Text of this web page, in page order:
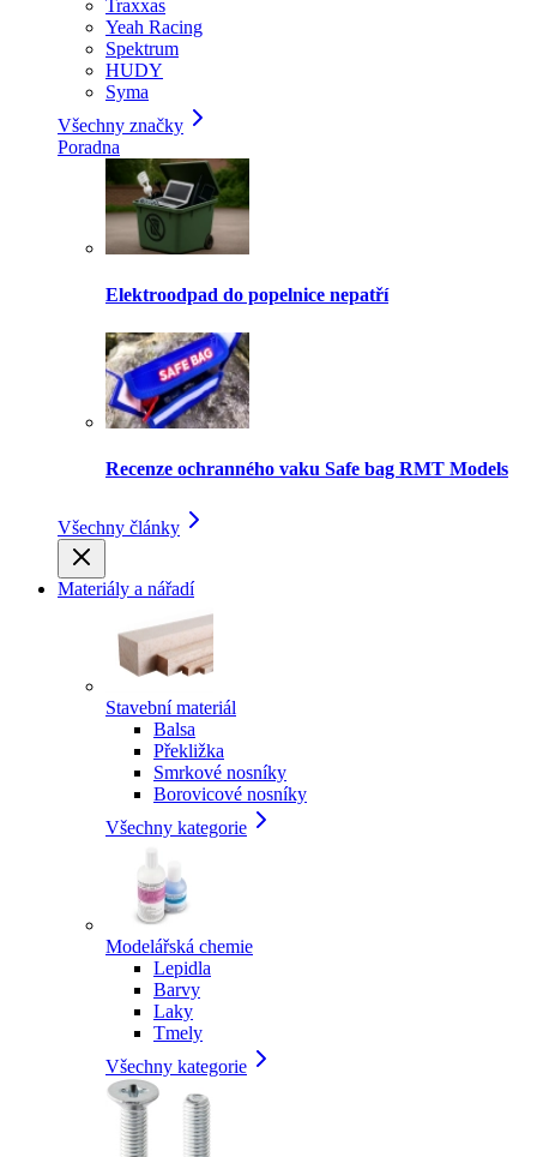
Traxxas
Yeah Racing
Spektrum
HUDY
Syma
Všechny značky
Poradna
Elektroodpad do popelnice nepatří
Recenze ochranného vaku Safe bag RMT Models
Všechny články
Materiály a nářadí
Stavební materiál
Balsa
Překližka
Smrkové nosníky
Borovicové nosníky
Všechny kategorie
Modelářská chemie
Lepidla
Barvy
Laky
Tmely
Všechny kategorie